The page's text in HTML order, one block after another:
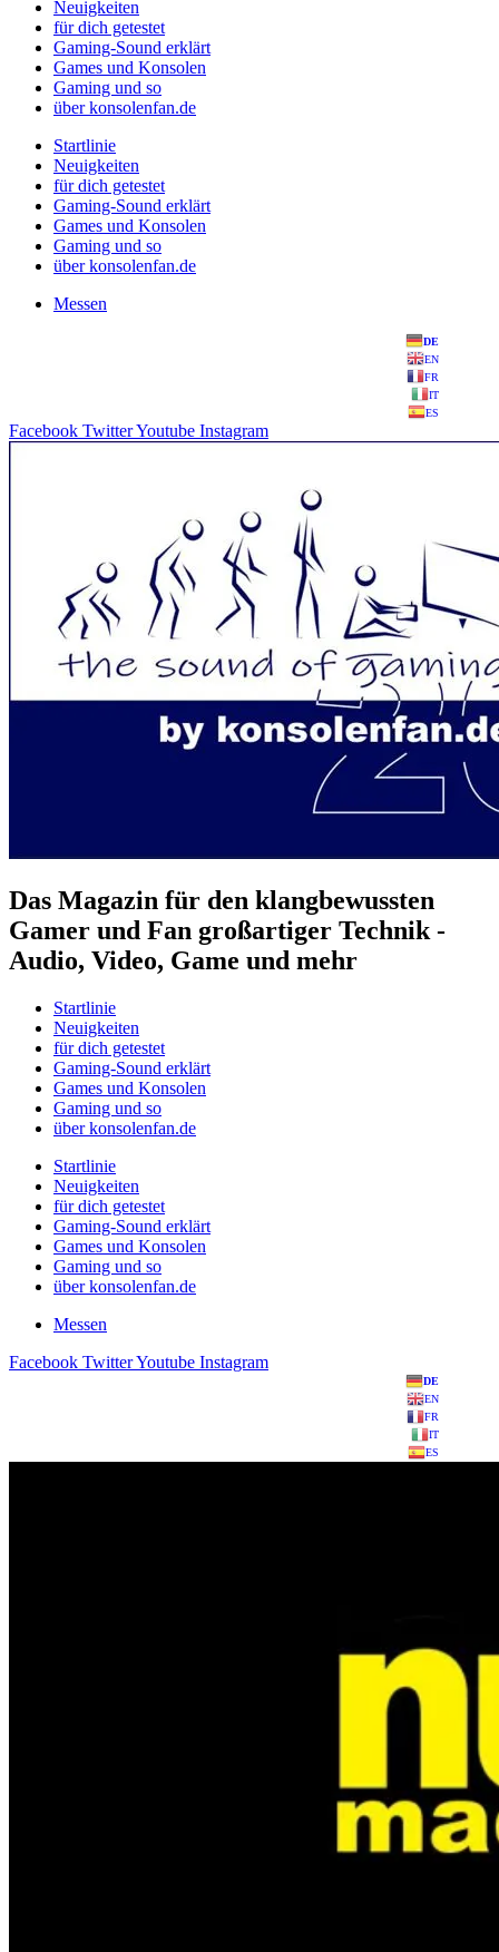
Neuigkeiten
für dich getestet
Gaming-Sound erklärt
Games und Konsolen
Gaming und so
über konsolenfan.de
Startlinie
Neuigkeiten
für dich getestet
Gaming-Sound erklärt
Games und Konsolen
Gaming und so
über konsolenfan.de
Messen
DE
EN
FR
IT
ES
Facebook TwitterYoutube Instagram
Das Magazin für den klangbewussten
Gamer und Fan großartiger Technik -
Audio, Video, Game und mehr
Startlinie
Neuigkeiten
für dich getestet
Gaming-Sound erklärt
Games und Konsolen
Gaming und so
über konsolenfan.de
Startlinie
Neuigkeiten
für dich getestet
Gaming-Sound erklärt
Games und Konsolen
Gaming und so
über konsolenfan.de
Messen
Facebook TwitterYoutube Instagram
DE
EN
FR
IT
ES